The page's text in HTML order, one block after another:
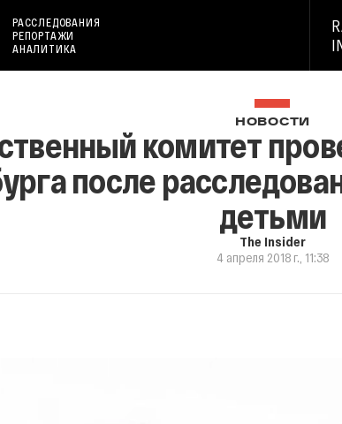
РАССЛЕДОВАНИЯ
РЕПОРТАЖИ
АНАЛИТИКА
НОВОСТИ
комитет
после
детьми
The Insider
4 апреля 2018 г., 11:38